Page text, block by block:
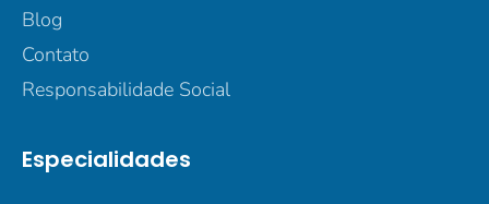
Blog
Contato
Responsabilidade Social
Especialidades